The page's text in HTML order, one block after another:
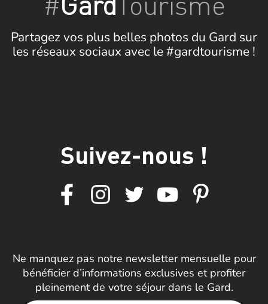
Partagez vos plus belles photos du Gard sur
les réseaux sociaux avec le #gardtourisme !
Suivez-nous !
Ne manquez pas notre newsletter mensuelle pour
bénéficier d’informations exclusives et profiter
pleinement de votre séjour dans le Gard.